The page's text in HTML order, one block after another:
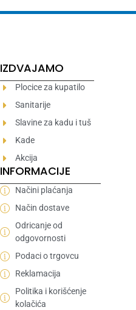
IZDVAJAMO
Plocice za kupatilo
Sanitarije
Slavine za kadu i tuš
Kade
Akcija
INFORMACIJE
Načini plaćanja
Način dostave
Odricanje od
odgovornosti
Podaci o trgovcu
Reklamacija
Politika i korišćenje
kolačića